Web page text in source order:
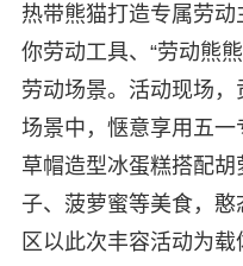
热带熊猫打造专属劳
你劳动工具、“劳动熊
劳动场景。活动现场
场景中，惬意享用五
草帽造型冰蛋糕搭配
子、菠萝蜜等美食，
区以此次丰容活动为